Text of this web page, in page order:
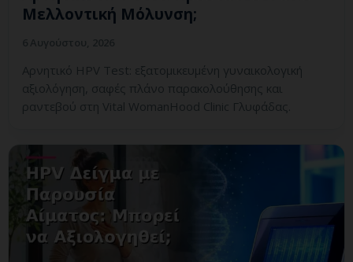
Μελλοντική Μόλυνση;
Αρνητικό HPV Test: εξατομικευμένη γυναικολογική
αξιολόγηση, σαφές πλάνο παρακολούθησης και
ραντεβού στη Vital WomanHood Clinic Γλυφάδας.